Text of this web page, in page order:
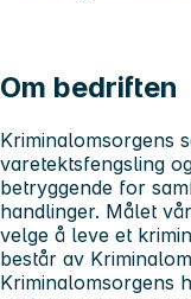
Om bedriften
Kriminalomsorgens
varetektsfengsling
betryggende for
handlinger. Målet
velge å leve et
består av
Kriminalomsorgens